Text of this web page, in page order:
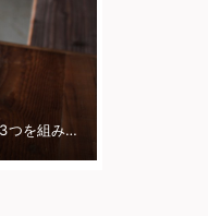
ベーカリー・カフェ・グローサリーの3つを組み合わせたグッドストア